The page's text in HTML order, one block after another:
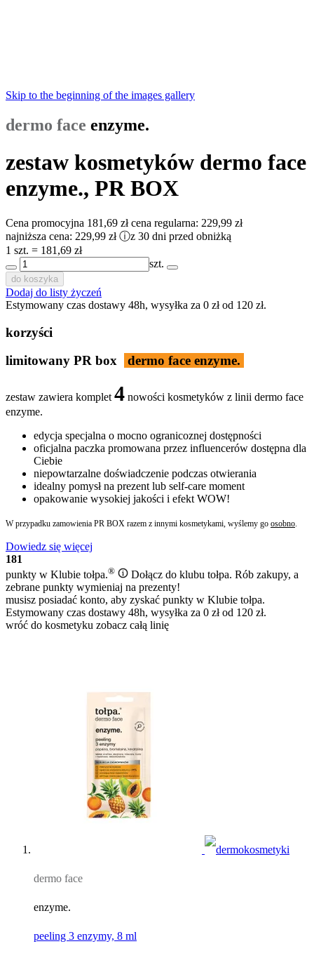
Skip to the beginning of the images gallery
dermo face enzyme.
zestaw kosmetyków dermo face
enzyme., PR BOX
Cena promocyjna 181,69 zł cena regularna: 229,99 zł
najniższa cena: 229,99 zł ⓘz 30 dni przed obniżką
1 szt. = 181,69 zł
szt.
do koszyka
Dodaj do listy życzeń
Estymowany czas dostawy 48h, wysyłka za 0 zł od 120 zł.
korzyści
limitowany PR box
dermo face enzyme.
zestaw zawiera komplet 4 nowości kosmetyków z linii dermo face
enzyme.
edycja specjalna o mocno ogranicoznej dostępności
oficjalna paczka promowana przez influencerów dostępna dla
Ciebie
niepowtarzalne doświadczenie podczas otwierania
idealny pomysł na prezent lub self-care moment
opakowanie wysokiej jakości i efekt WOW!
W przypadku zamowienia PR BOX razem z innymi kosmetykami, wyślemy go osobno.
Dowiedz się więcej
181
punkty w Klubie tołpa.®
Dołącz do klubu tołpa. Rób zakupy, a
zebrane punkty wymieniaj na prezenty!
musisz posiadać konto, aby zyskać punkty w Klubie tołpa.
Estymowany czas dostawy 48h, wysyłka za 0 zł od 120 zł.
wróć do kosmetyku zobacz całą linię
dermo face
enzyme.
peeling 3 enzymy, 8 ml